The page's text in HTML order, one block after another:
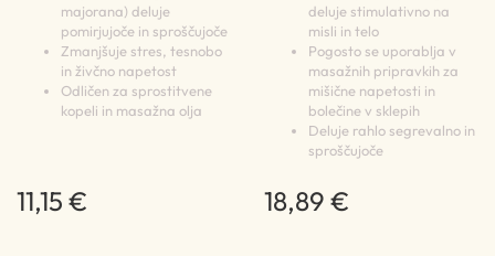
majorana) deluje
pomirjujoče in sproščujoče
Zmanjšuje stres, tesnobo
in živčno napetost
Odličen za sprostitvene
kopeli in masažna olja
11,15 €
deluje stimulativno na
misli in telo
Pogosto se uporablja v
masažnih pripravkih za
mišične napetosti in
bolečine v sklepih
Deluje rahlo segrevalno in
sproščujoče
18,89 €